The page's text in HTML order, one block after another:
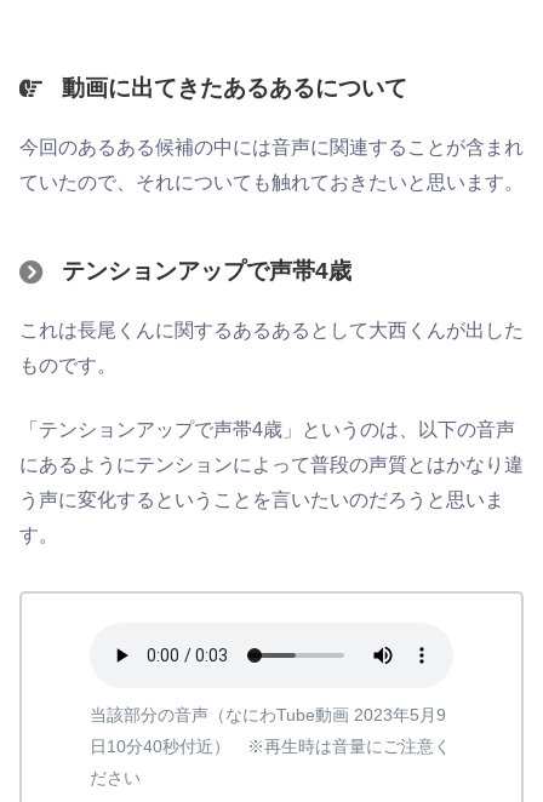
動画に出てきたあるあるについて
今回のあるある候補の中には音声に関連することが含まれ
ていたので、それについても触れておきたいと思います。
テンションアップで声帯4歳
これは長尾くんに関するあるあるとして大西くんが出した
ものです。
「テンションアップで声帯4歳」というのは、以下の音声
にあるようにテンションによって普段の声質とはかなり違
う声に変化するということを言いたいのだろうと思いま
す。
当該部分の音声（なにわTube動画 2023年5月9
日10分40秒付近） ※再生時は音量にご注意く
ださい